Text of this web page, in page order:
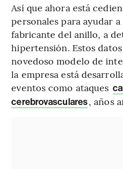
Así que ahora está
personales para ayudar
fabricante del anillo, a
hipertensión. Estos
novedoso modelo de
la empresa está
eventos como ataques
cerebrovasculares, años